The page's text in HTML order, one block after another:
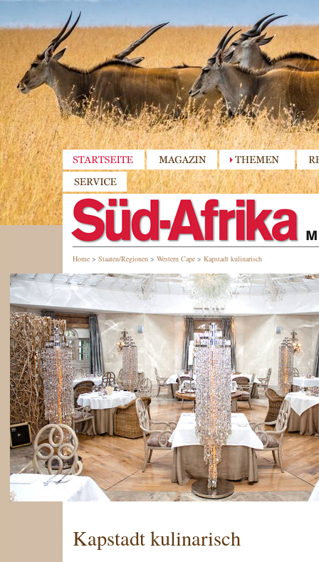
Home > Staaten/Regionen > Western Cape > Kapstadt kulinarisch
Kapstadt kulinarisch